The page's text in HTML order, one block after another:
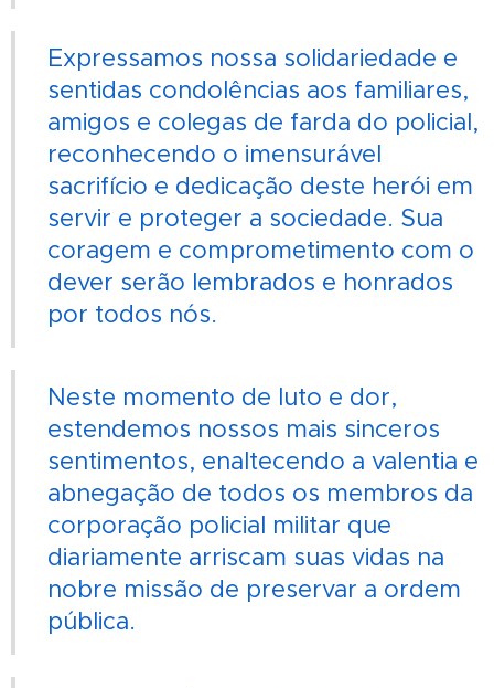
Expressamos nossa solidariedade e
sentidas condolências aos familiares,
amigos e colegas de farda do policial,
reconhecendo o imensurável
sacrifício e dedicação deste herói em
servir e proteger a sociedade. Sua
coragem e comprometimento com o
dever serão lembrados e honrados
por todos nós.
Neste momento de luto e dor,
estendemos nossos mais sinceros
sentimentos, enaltecendo a valentia e
abnegação de todos os membros da
corporação policial militar que
diariamente arriscam suas vidas na
nobre missão de preservar a ordem
pública.